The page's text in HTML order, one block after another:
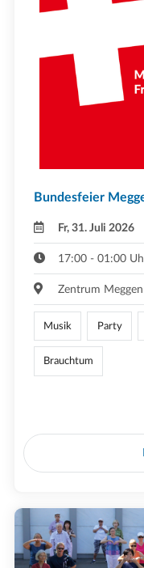
Bundesfeier
Fr, 31. Juli 2026
17:00 - 01:00
Zentrum Meggen
Musik Party
Brauchtum